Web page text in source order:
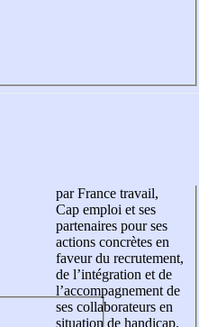
par France travail,
Cap emploi et ses
partenaires pour ses
actions concrètes en
faveur du recrutement,
de l’intégration et de
l’accompagnement de
ses collaborateurs en
situation de handicap.